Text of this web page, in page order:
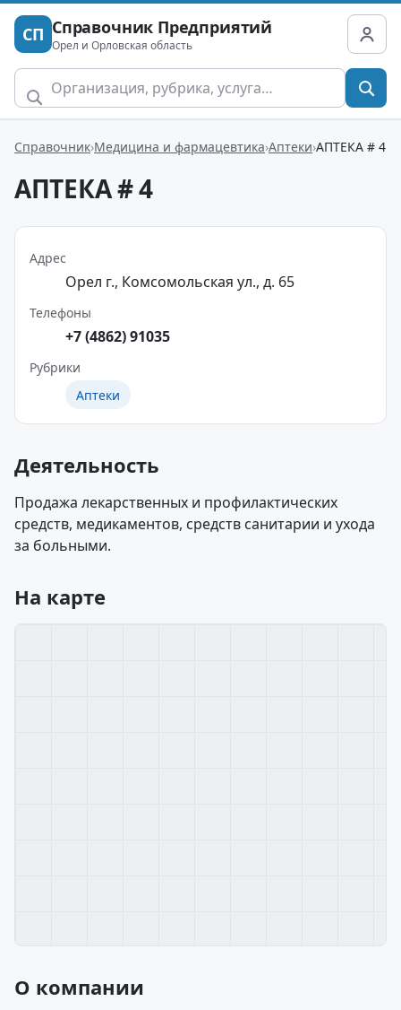
СП Справочник Предприятий
Орел и Орловская область
Справочник Медицина и фармацевтика Аптеки АПТЕКА # 4
АПТЕКА # 4
Адрес
Орел г., Комсомольская ул., д. 65
Телефоны
+7 (4862) 91035
Рубрики
Аптеки
Деятельность
Продажа лекарственных и профилактических
средств, медикаментов, средств санитарии и ухода
за больными.
На карте
О компании